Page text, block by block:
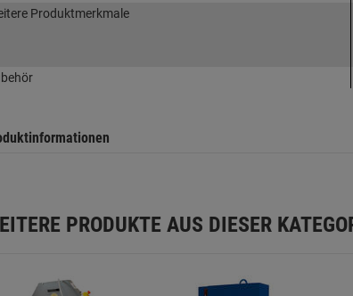
Produktmerkmale
PRODUKTE AUS DIESER